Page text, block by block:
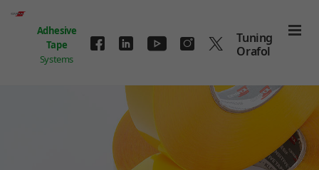
Adhesive
Tape
Systems
Tuning
Orafol